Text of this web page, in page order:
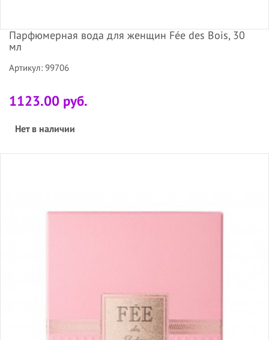
Парфюмерная вода для женщин Fée des Bois, 30
мл
Артикул: 99706
1123.00 руб.
Нет в наличии